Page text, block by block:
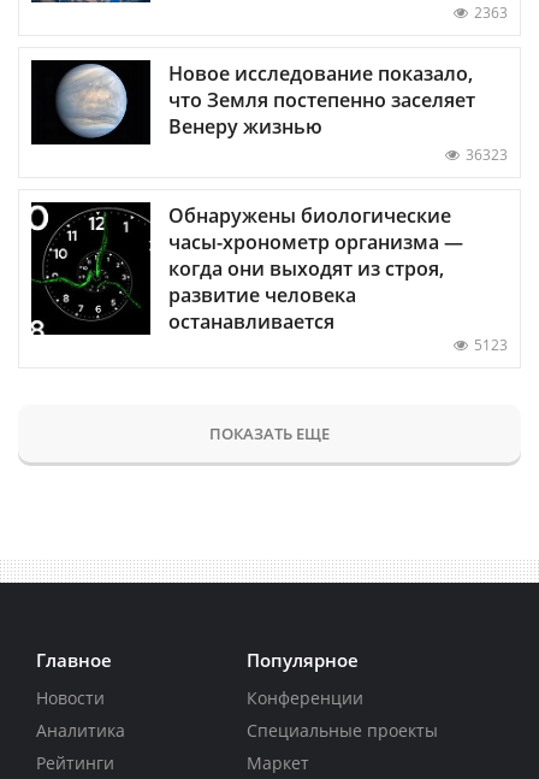
2363
Новое исследование показало,
что Земля постепенно заселяет
Венеру жизнью
36323
Обнаружены биологические
часы-хронометр организма —
когда они выходят из строя,
развитие человека
останавливается
5123
ПОКАЗАТЬ ЕЩЕ
Главное
Новости
Аналитика
Рейтинги
Популярное
Конференции
Специальные проекты
Маркет